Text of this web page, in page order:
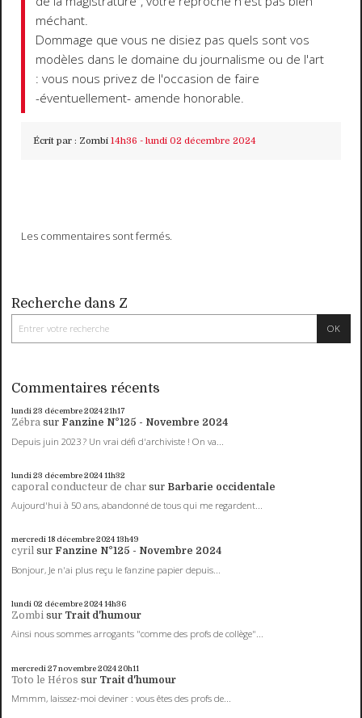
méchant.
Dommage que vous ne disiez pas quels sont vos
modèles dans le domaine du journalisme ou de l'art
: vous nous privez de l'occasion de faire
-éventuellement- amende honorable.
Écrit par : Zombi 14h36 - lundi 02 décembre 2024
Les commentaires sont fermés.
Recherche dans Z
Commentaires récents
lundi 23 décembre 202421h17
Zébra sur Fanzine N°125 - Novembre 2024
Depuis juin 2023 ? Un vrai défi d'archiviste ! On va...
lundi 23 décembre 202411h32
caporal conducteur de char sur Barbarie occidentale
Aujourd'hui à 50 ans, abandonné de tous qui me regardent...
mercredi 18 décembre 202413h49
cyril sur Fanzine N°125 - Novembre 2024
Bonjour, Je n'ai plus reçu le fanzine papier depuis...
lundi 02 décembre 202414h36
Zombi sur Trait d'humour
Ainsi nous sommes arrogants "comme des profs de collège"...
mercredi 27novembre 202420h11
Toto le Héros sur Trait d'humour
Mmmm, laissez-moi deviner : vous êtes des profs de...